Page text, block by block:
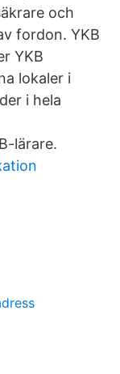
och
fordon. YKB
YKB
lokaler i
i hela
lärare.